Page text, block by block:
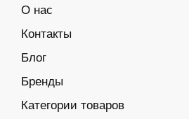
О нас
Контакты
Блог
Бренды
Категории товаров